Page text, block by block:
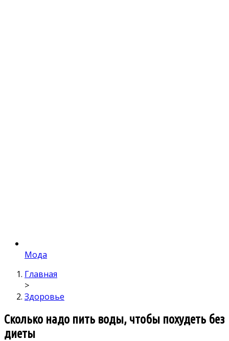
Мода
Главная
>
Здоровье
Сколько надо пить воды, чтобы похудеть без
диеты